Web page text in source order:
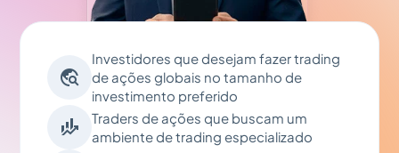

Investidores que desejam fazer trading
de ações globais no tamanho de
investimento preferido

Traders de ações que buscam um
ambiente de trading especializado